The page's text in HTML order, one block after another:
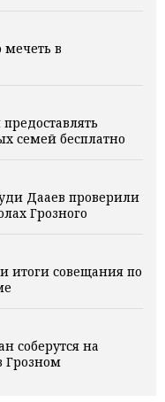
в
семей бесплатно
Дааев проверили
Грозного
итоги совещания по
соберутся на
Грозном